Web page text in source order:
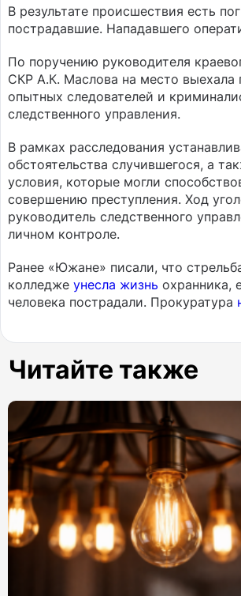
В результате происшествия есть
пострадавшие. Нападавшего
По поручению руководителя
СКР А.К. Маслова на место выехала
опытных следователей и
следственного управления.
В рамках расследования
обстоятельства случившегося, а
условия, которые могли
совершению преступления. Ход
руководитель следственного
личном контроле.
Ранее «Южане» писали, что
колледже унесла жизнь охранника,
человека пострадали. Прокуратура
Читайте также